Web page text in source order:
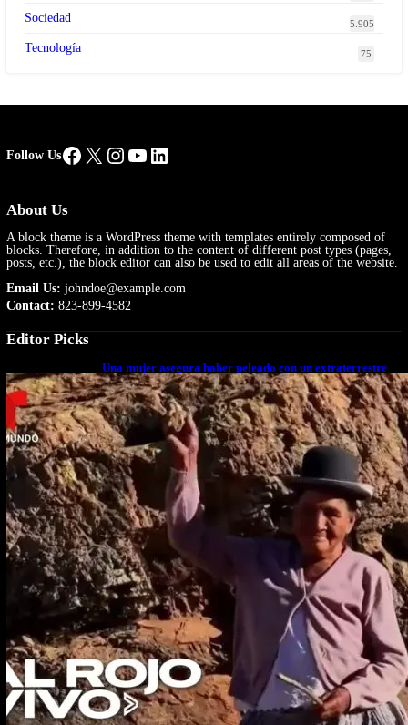
Sociedad 5.905
Tecnología 75
Follow UsFacebook
X Instagram
YouTube
LinkedIn
About Us
A block theme is a WordPress theme with templates entirely composed of
blocks. Therefore, in addition to the content of different post types (pages,
posts, etc.), the block editor can also be used to edit all areas of the website.
Email Us: johndoe@example.com
Contact: 823-899-4582
Editor Picks
Una mujer asegura haber peleado con un extraterrestre
cuerpo a cuerpo